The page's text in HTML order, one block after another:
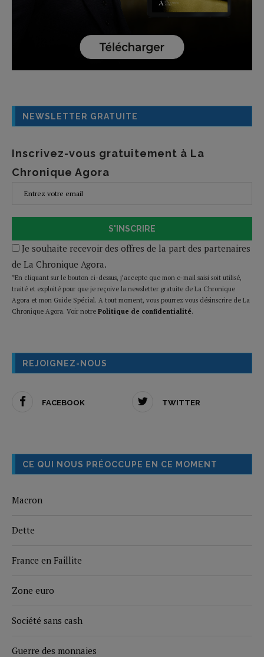
NEWSLETTER GRATUITE
Inscrivez-vous gratuitement à La
Chronique Agora
S'INSCRIRE
Je souhaite recevoir des offres de la part des partenaires
de La Chronique Agora.
*En cliquant sur le bouton ci-dessus, j’accepte que mon e-mail saisi soit utilisé,
traité et exploité pour que je reçoive la newsletter gratuite de La Chronique
Agora et mon Guide Spécial. A tout moment, vous pourrez vous désinscrire de La
Chronique Agora. Voir notre Politique de confidentialité.
REJOIGNEZ-NOUS
FACEBOOK TWITTER
CE QUI NOUS PRÉOCCUPE EN CE MOMENT
Macron
Dette
France en Faillite
Zone euro
Société sans cash
Guerre des monnaies